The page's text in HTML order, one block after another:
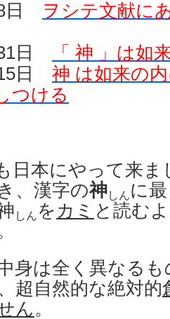
日
ヲシテ文献に
日
「 神 」は如
日 神 は如来の
つける
日本にやって来ま
、漢字の神しんに
しん を カミ と読む
身は全く異なる
超自然的な絶対的
ん 。